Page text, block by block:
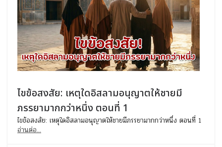
ไขข้อสงสัย: เหตุใดอิสลามอนุญาตให้ชายมี
ภรรยามากกว่าหนึ่ง ตอนที่ 1
ไขข้อสงสัย: เหตุใดอิสลามอนุญาตให้ชายมีภรรยามากกว่าหนึ่ง ตอนที่ 1
อ่านต่อ...